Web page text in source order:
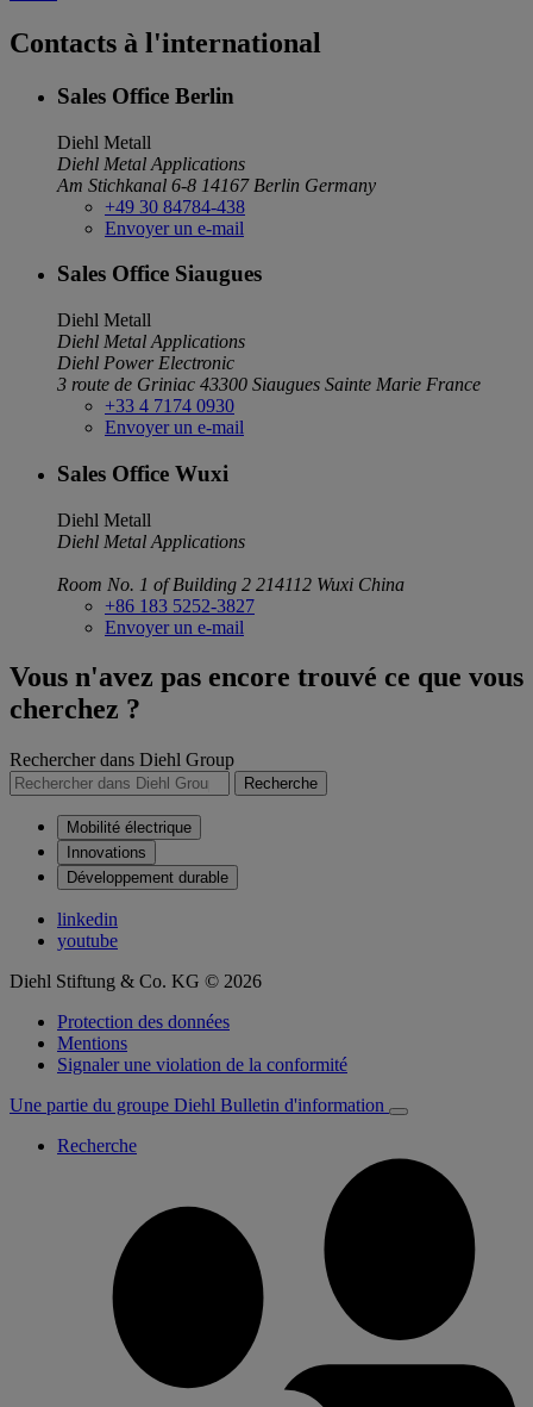
Contacts à l'international
Sales Office Berlin
Diehl Metall
Diehl Metal Applications
Am Stichkanal 6-8 14167 Berlin Germany
+49 30 84784-438
Envoyer un e-mail
Sales Office Siaugues
Diehl Metall
Diehl Metal Applications
Diehl Power Electronic
3 route de Griniac 43300 Siaugues Sainte Marie France
+33 4 7174 0930
Envoyer un e-mail
Sales Office Wuxi
Diehl Metall
Diehl Metal Applications
Room No. 1 of Building 2 214112 Wuxi China
+86 183 5252-3827
Envoyer un e-mail
Vous n'avez pas encore trouvé ce que vous
cherchez ?
Rechercher dans Diehl Group
Recherche
Mobilité électrique
Innovations
Développement durable
linkedin
youtube
Diehl Stiftung & Co. KG © 2026
Protection des données
Mentions
Signaler une violation de la conformité
Une partie du groupe Diehl Bulletin d'information
Recherche